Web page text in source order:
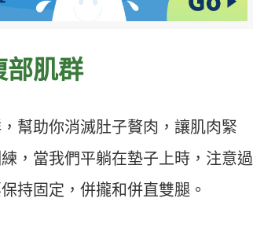
部肌群
幫助你消滅肚子贅肉，讓肌肉緊
，當我們平躺在墊子上時，注意過
持固定，併攏和併直雙腿。
認
動數據揭密！數據應用促進國人健
鍵角色